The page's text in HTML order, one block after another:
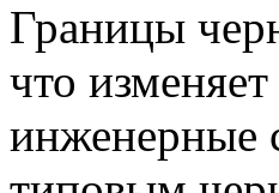
Границы
что
инженерные